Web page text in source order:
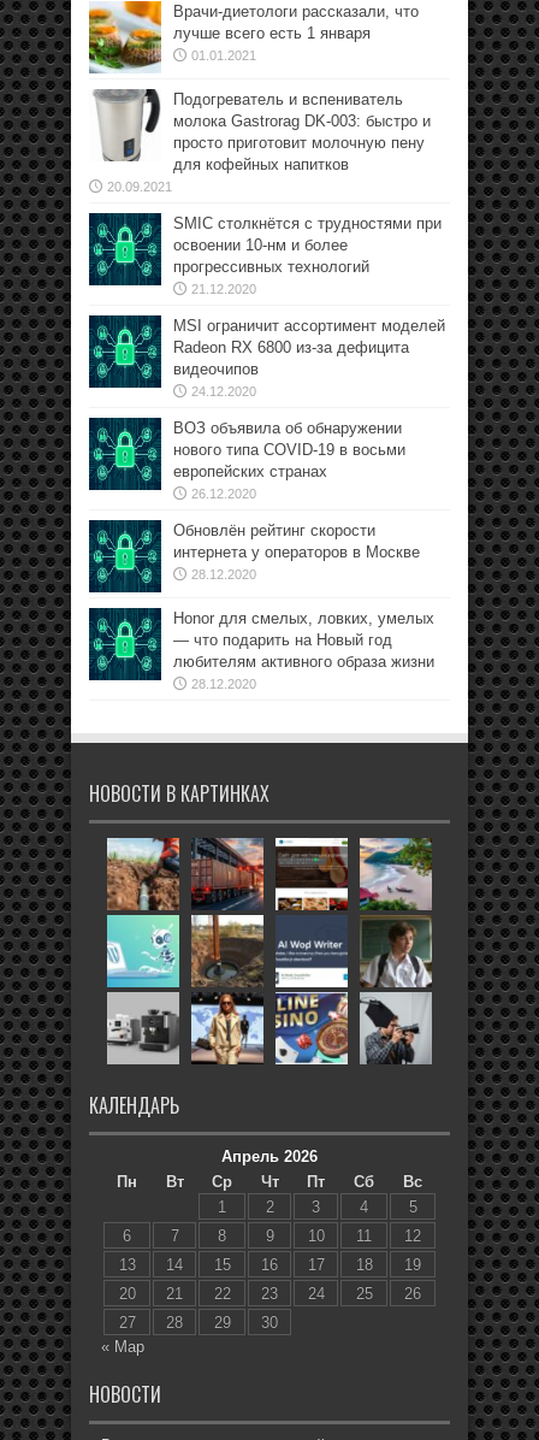
Врачи-диетологи рассказали, что
лучше всего есть 1 января
01.01.2021
Подогреватель и вспениватель
молока Gastrorag DK-003: быстро и
просто приготовит молочную пену
для кофейных напитков
20.09.2021
SMIC столкнётся с трудностями при
освоении 10-нм и более
прогрессивных технологий
21.12.2020
MSI ограничит ассортимент моделей
Radeon RX 6800 из-за дефицита
видеочипов
24.12.2020
ВОЗ объявила об обнаружении
нового типа COVID-19 в восьми
европейских странах
26.12.2020
Обновлён рейтинг скорости
интернета у операторов в Москве
28.12.2020
Honor для смелых, ловких, умелых
— что подарить на Новый год
любителям активного образа жизни
28.12.2020
НОВОСТИ В КАРТИНКАХ
КАЛЕНДАРЬ
Апрель 2026
Пн
Вт Ср Чт Пт Сб
Вс
1
2 3 4
5
6
7 8 9 10 11
12
13
14 15 16 17 18
19
20
21 22 23 24 25
26
27
28 29
30
« Мар
НОВОСТИ